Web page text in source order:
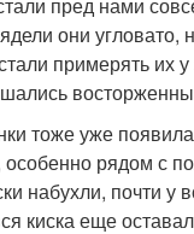
они угловато,
примерять их
тоже уже
рядом с
набухли, почти у
киска еще